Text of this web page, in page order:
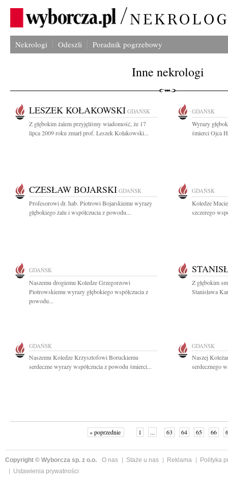
Nekrologi Odeszli Poradnik pogrzebowy
Inne nekrologi
LESZEK KOŁAKOWSKI GDAŃSK
Z głębokim żalem przyjęliśmy wiadomość, że 17
lipca 2009 roku zmarł prof. Leszek Kołakowski...
GDAŃSK
Wyrazy
śmierci Ojca
CZESŁAW BOJARSKI GDAŃSK
Profesorowi dr. hab. Piotrowi Bojarskiemu wyrazy
głębokiego żalu i współczucia z powodu...
GDAŃSK
Koledze
szczerego
GDAŃSK
Naszemu drogiemu Koledze Grzegorzowi
Piotrowskiemu wyrazy głębokiego współczucia z
powodu...
Z głębokim
Stanisława
GDAŃSK
Naszemu Koledze Krzysztofowi Boruckiemu
serdeczne wyrazy współczucia z powodu śmierci...
GDAŃSK
Naszej
serdecznego
« poprzednie 1 ... 63 64 65 66
Copyright © Wyborcza sp. z o.o. O nas Staże u nas Reklama
Polityka
Ustawienia prywatności